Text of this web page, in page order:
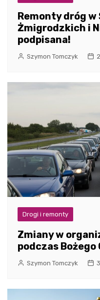
Remonty dróg
Żmigrodzkich i
podpisana!
Szymon Tomczyk
Drogi i remonty
Zmiany w
podczas Bożego
Szymon Tomczyk